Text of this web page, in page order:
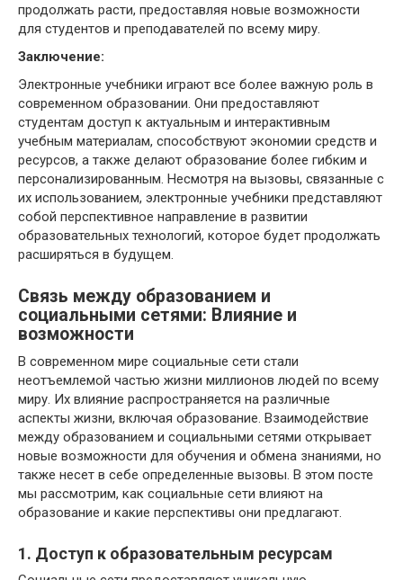
продолжать расти, предоставляя новые возможности
для студентов и преподавателей по всему миру.
Заключение:
Электронные учебники играют все более важную роль в
современном образовании. Они предоставляют
студентам доступ к актуальным и интерактивным
учебным материалам, способствуют экономии средств и
ресурсов, а также делают образование более гибким и
персонализированным. Несмотря на вызовы, связанные с
их использованием, электронные учебники представляют
собой перспективное направление в развитии
образовательных технологий, которое будет продолжать
расширяться в будущем.
Связь между образованием и
социальными сетями: Влияние и
возможности
В современном мире социальные сети стали
неотъемлемой частью жизни миллионов людей по всему
миру. Их влияние распространяется на различные
аспекты жизни, включая образование. Взаимодействие
между образованием и социальными сетями открывает
новые возможности для обучения и обмена знаниями, но
также несет в себе определенные вызовы. В этом посте
мы рассмотрим, как социальные сети влияют на
образование и какие перспективы они предлагают.
1. Доступ к образовательным ресурсам